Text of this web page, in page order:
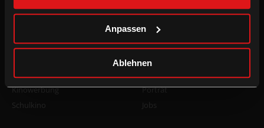
Anpassen
Ablehnen
DOT.magazine
WhatsApp
Kino mieten
Kinowerbung
Schulkino
Presse
Porträt
Jobs